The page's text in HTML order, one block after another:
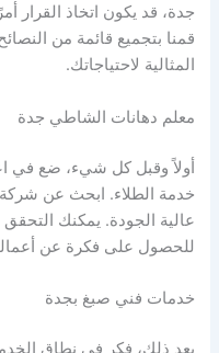
جدة، قد يكون اتخاذ القرار
قمنا بتجميع قائمة من
المثالية لاحتياجاتك.
معلم دهانات الشاطي جدة
أولاً وقبل كل شيء، ضع في
خدمة الطلاء. ابحث عن
عالية الجودة. يمكنك
للحصول على فكرة عن
خدمات فني صبغ بجدة
بعد ذلك، فكر في نطاق